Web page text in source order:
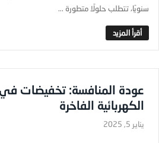
سنويًا، تتطلب حلولًا متطورة ...
عودة المنافسة: تخفيضات في
الكهربائية الفاخرة
يناير 5, 2025